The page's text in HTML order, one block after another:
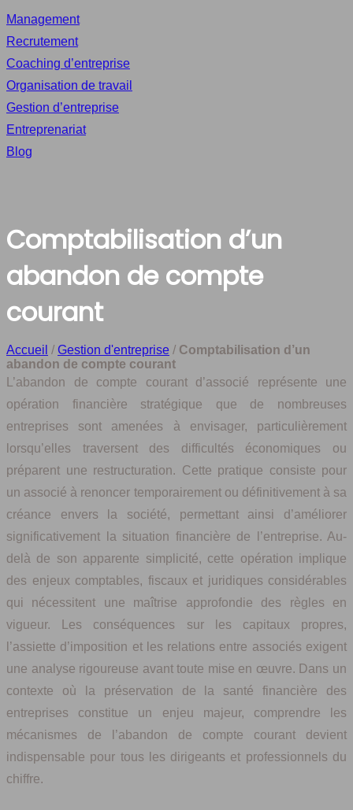
Management
Recrutement
Coaching d’entreprise
Organisation de travail
Gestion d’entreprise
Entreprenariat
Blog
Comptabilisation d’un
abandon de compte
courant
Accueil / Gestion d'entreprise / Comptabilisation d’un
abandon de compte courant
L’abandon de compte courant d’associé représente une
opération financière stratégique que de nombreuses
entreprises sont amenées à envisager, particulièrement
lorsqu’elles traversent des difficultés économiques ou
préparent une restructuration. Cette pratique consiste pour
un associé à renoncer temporairement ou définitivement à sa
créance envers la société, permettant ainsi d’améliorer
significativement la situation financière de l’entreprise. Au-
delà de son apparente simplicité, cette opération implique
des enjeux comptables, fiscaux et juridiques considérables
qui nécessitent une maîtrise approfondie des règles en
vigueur. Les conséquences sur les capitaux propres,
l’assiette d’imposition et les relations entre associés exigent
une analyse rigoureuse avant toute mise en œuvre. Dans un
contexte où la préservation de la santé financière des
entreprises constitue un enjeu majeur, comprendre les
mécanismes de l’abandon de compte courant devient
indispensable pour tous les dirigeants et professionnels du
chiffre.